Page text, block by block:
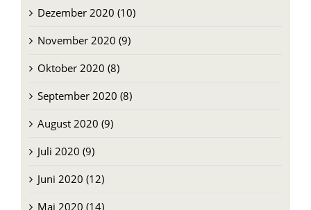
Dezember 2020 (10)
November 2020 (9)
Oktober 2020 (8)
September 2020 (8)
August 2020 (9)
Juli 2020 (9)
Juni 2020 (12)
Mai 2020 (14)